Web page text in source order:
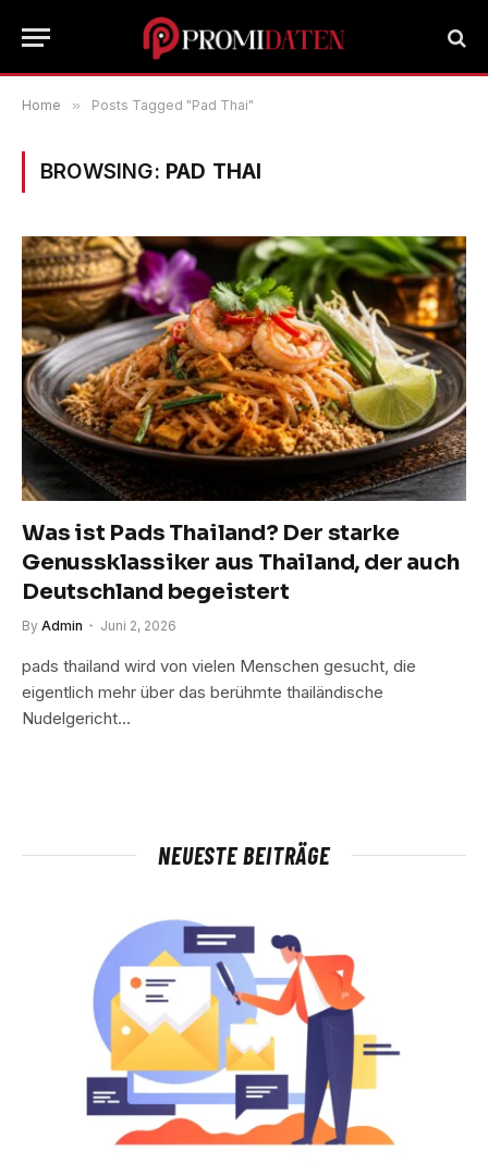
Home » Posts Tagged "Pad Thai"
BROWSING: PAD THAI
Was ist Pads Thailand? Der starke
Genussklassiker aus Thailand, der auch
Deutschland begeistert
By Admin Juni 2, 2026
pads thailand wird von vielen Menschen gesucht, die
eigentlich mehr über das berühmte thailändische
Nudelgericht…
NEUESTE BEITRÄGE